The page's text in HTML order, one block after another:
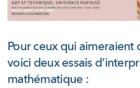
Pour ceux qui
voici deux essais
mathématique :